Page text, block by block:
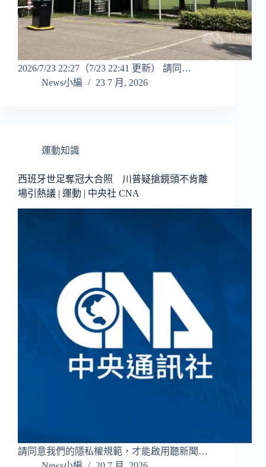
2026/7/23 22:27（7/23 22:41 更新） 請同…
News小編
23 7 月, 2026
運動知識
西班牙世足奪冠大合照 川普疑搶鏡頭不肯離
場引熱議 | 運動 | 中央社 CNA
請同意我們的隱私權規範，才能啟用聽新聞…